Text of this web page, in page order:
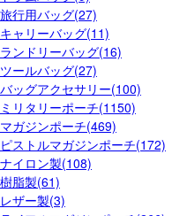
旅行用バッグ(27)
キャリーバッグ(11)
ランドリーバッグ(16)
ツールバッグ(27)
バッグアクセサリー(100)
ミリタリーポーチ(1150)
マガジンポーチ(469)
ピストルマガジンポーチ(172)
ナイロン製(108)
樹脂製(61)
レザー製(3)